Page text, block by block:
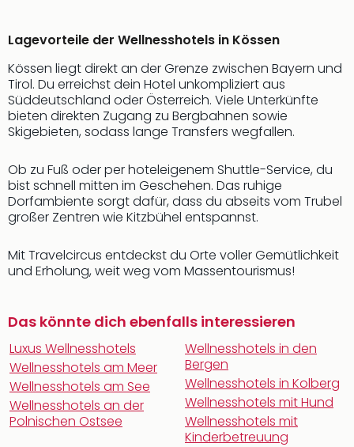
Lagevorteile der Wellnesshotels in Kössen
Kössen liegt direkt an der Grenze zwischen Bayern und
Tirol. Du erreichst dein Hotel unkompliziert aus
Süddeutschland oder Österreich. Viele Unterkünfte
bieten direkten Zugang zu Bergbahnen sowie
Skigebieten, sodass lange Transfers wegfallen.
Ob zu Fuß oder per hoteleigenem Shuttle-Service, du
bist schnell mitten im Geschehen. Das ruhige
Dorfambiente sorgt dafür, dass du abseits vom Trubel
großer Zentren wie Kitzbühel entspannst.
Mit Travelcircus entdeckst du Orte voller Gemütlichkeit
und Erholung, weit weg vom Massentourismus!
Das könnte dich ebenfalls interessieren
Luxus Wellnesshotels
Wellnesshotels am Meer
Wellnesshotels am See
Wellnesshotels an der
Polnischen Ostsee
Wellnesshotels in den
Bergen
Wellnesshotels in Kolberg
Wellnesshotels mit Hund
Wellnesshotels mit
Kinderbetreuung